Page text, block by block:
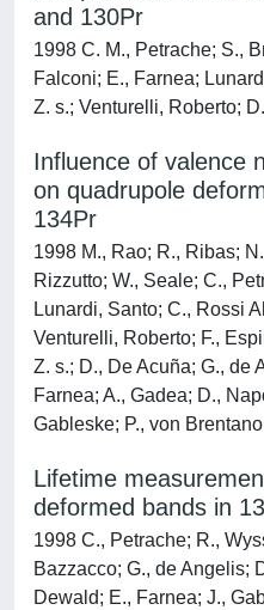
and 130Pr
1998 C. M., Petrache; S.,
Falconi; E., Farnea;
Z. s.; Venturelli, Roberto;
Influence of valence
on quadrupole
134Pr
1998 M., Rao; R., Ribas;
Rizzutto; W., Seale; C.,
Lunardi, Santo; C., Rossi
Venturelli, Roberto; F.,
Z. s.; D., De Acuña; G., de
Farnea; A., Gadea; D.,
Gableske; P., von Brentano
Lifetime
deformed bands in
1998 C., Petrache; R.,
Bazzacco; G., de Angelis;
Dewald; E., Farnea; J.,